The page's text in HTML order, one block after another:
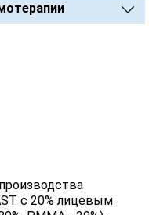
c 20% лицевым